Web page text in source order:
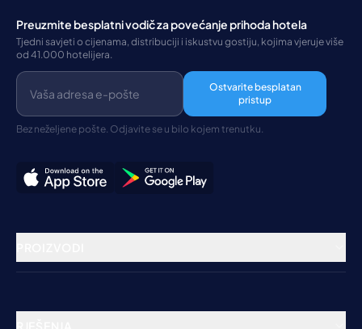
Preuzmite besplatni vodič za povećanje prihoda hotela
Tjedni savjeti o cijenama, distribuciji i iskustvu gostiju, kojima vjeruje više
od 41.000 hotelijera.
Ostvarite besplatan
pristup
Bez neželjene pošte. Odjavite se u bilo kojem trenutku.
Rezervacijski sustav